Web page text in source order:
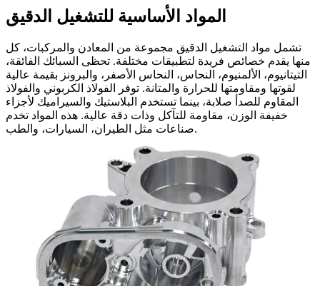
المواد الأساسية للتشغيل الدقيق
تشمل مواد التشغيل الدقيق مجموعة من المعادن والمركبات، كل
منها يقدم خصائص فريدة لتطبيقات مختلفة. تحظى السبائك الفائقة،
التيتانيوم، الألمنيوم، النحاس، النحاس الأصفر، والبرونز بقيمة عالية
لقوتها ومقاومتها للحرارة والمتانة. توفر الفولاذ الكربوني والفولاذ
المقاوم للصدأ صلابة، بينما تستخدم البلاستيك والسيراميك لأجزاء
خفيفة الوزن، مقاومة للتآكل وذات دقة عالية. هذه المواد تخدم
صناعات مثل الطيران، السيارات، والطب.